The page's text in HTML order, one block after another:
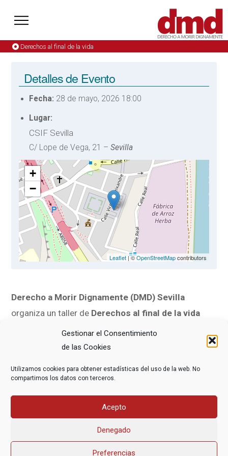
Gestionar el Consentimiento
de las Cookies
Utilizamos cookies para obtener estadísticas del uso de la web. No
compartimos los datos con terceros.
Acepto
Denegado
Preferencias
Derechos al final de la vida
Detalles de Evento
Fecha: 28 de mayo, 2026 18:00
Lugar:
CSIF Sevilla
C/ Lope de Vega, 21 –Sevilla
+
−
Leaflet| ©OpenStreetMapcontributors
Derecho a Morir Dignamente (DMD) Sevilla
organiza un taller de Derechos al final de la vida
(documento de voluntades anticipadas) el jueves
a las 18:00 horas en el
de Vega, 21 (esquina con la calle José Laguillo), de
¡Te esperamos!